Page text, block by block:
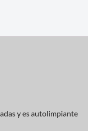
y es autolimpiante